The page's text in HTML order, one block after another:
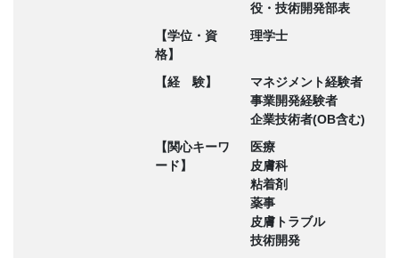
役・技術開発部表
【学位・資
格】
理学士
【経 験】
マネジメント経験者
事業開発経験者
企業技術者(OB含む)
【関心キーワ
ード】
医療
皮膚科
粘着剤
薬事
皮膚トラブル
技術開発